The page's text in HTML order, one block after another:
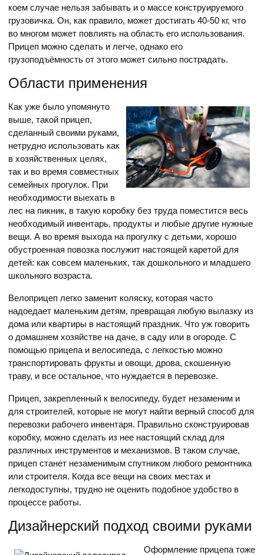
коем случае нельзя забывать и о массе конструируемого
грузовичка. Он, как правило, может достигать 40-50 кг, что
во многом может повлиять на область его использования.
Прицеп можно сделать и легче, однако его
грузоподъёмность от этого может сильно пострадать.
Области применения
Как уже было упомянуто
выше, такой прицеп,
сделанный своими руками,
нетрудно использовать как
в хозяйственных целях,
так и во время совместных
семейных прогулок. При
необходимости выехать в
лес на пикник, в такую коробку без труда поместится весь
необходимый инвентарь, продукты и любые другие нужные
вещи. А во время выхода на прогулку с детьми, хорошо
обустроенная повозка послужит настоящей каретой для
детей: как совсем маленьких, так дошкольного и младшего
школьного возраста.
Велоприцеп легко заменит коляску, которая часто
надоедает маленьким детям, превращая любую вылазку из
дома или квартиры в настоящий праздник. Что уж говорить
о домашнем хозяйстве на даче, в саду или в огороде. С
помощью прицепа и велосипеда, с легкостью можно
транспортировать фрукты и овощи, дрова, скошенную
траву, и все остальное, что нуждается в перевозке.
Прицеп, закрепленный к велосипеду, будет незаменим и
для строителей, которые не могут найти верный способ для
перевозки рабочего инвентаря. Правильно сконструировав
коробку, можно сделать из нее настоящий склад для
различных инструментов и механизмов. В таком случае,
прицеп станет незаменимым спутником любого ремонтника
или строителя. Когда все вещи на своих местах и
легкодоступны, трудно не оценить подобное удобство в
процессе работы.
Дизайнерский подход своими руками
Оформление прицепа тоже